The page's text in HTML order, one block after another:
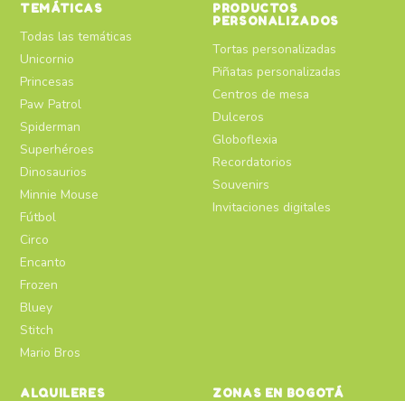
TEMÁTICAS
Todas las temáticas
Unicornio
Princesas
Paw Patrol
Spiderman
Superhéroes
Dinosaurios
Minnie Mouse
Fútbol
Circo
Encanto
Frozen
Bluey
Stitch
Mario Bros
PRODUCTOS
PERSONALIZADOS
Tortas personalizadas
Piñatas personalizadas
Centros de mesa
Dulceros
Globoflexia
Recordatorios
Souvenirs
Invitaciones digitales
ALQUILERES ZONAS EN BOGOTÁ